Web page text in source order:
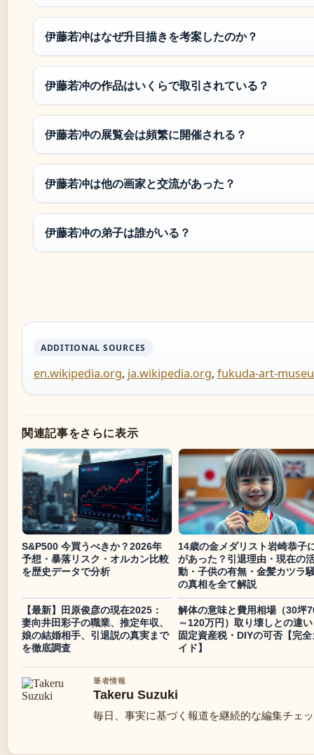
伊藤若冲はなぜ升目描きを考案したのか？
伊藤若冲の作品はいくらで取引されている？
伊藤若冲の展覧会は頻繁に開催される？
伊藤若冲は他の画家と交流があった？
伊藤若冲の弟子は誰がいる？
ADDITIONAL SOURCES
en.wikipedia.org, ja.wikipedia.org, fukuda-art-
関連記事をさらに表示
S&P500 今買うべきか？2026年
予想・暴落リスク・オルカン比較
を歴史データで分析
14歳の金メダリスト岩崎恭子
があった？引退理由・現在の
動・子供の有無・金髪カツラ
の真相を全て解説
【最新】田原俊彦の現在2025：
妻向井田彩子の職業、推定年収、
娘の結婚相手、引退説の真実まで
を徹底調査
解体の意味と費用相場（30坪
～120万円）取り壊しとの違
固定資産税・DIYの可否【完全
イド】
筆者情報
Takeru Suzuki
毎日、事実に基づく報道を継続的な編集チェ